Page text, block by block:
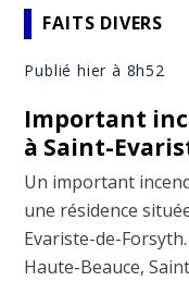
FAITS DIVERS
Publié hier à 8h52
Important
à Saint-
Un important
une résidence
Evariste-de-
Haute-Beauce,